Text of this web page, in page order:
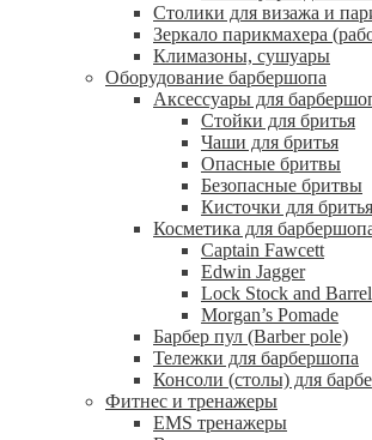
Столики для визажа и
Зеркало парикмахера
Климазоны, сушуары
Оборудование барбершопа
Аксессуары для
Стойки для бритья
Чаши для бритья
Опасные бритвы
Безопасные бритвы
Кисточки для бритья
Косметика для
Captain Fawcett
Edwin Jagger
Lock Stock and Barrel
Morgan’s Pomade
Барбер пул (Barber pole)
Тележки для барбершопа
Консоли (столы) для
Фитнес и тренажеры
EMS тренажеры